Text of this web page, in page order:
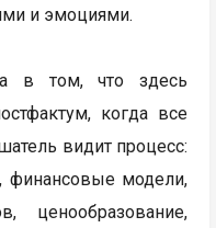
и эмоциями.
в том, что здесь
когда все
видит процесс:
финансовые модели,
ценообразование,